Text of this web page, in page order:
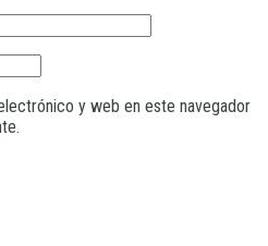
y web en este navegador